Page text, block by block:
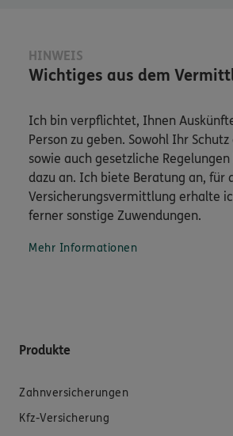
HINWEIS
Wichtiges aus dem
Ich bin verpflichtet, Ihnen
Person zu geben. Sowohl Ihr
sowie auch gesetzliche
dazu an. Ich biete Beratung an, für
Versicherungsvermittlung erhalte
ferner sonstige Zuwendungen.
Mehr Informationen
Produkte
Zahnversicherungen
Kfz-Versicherung